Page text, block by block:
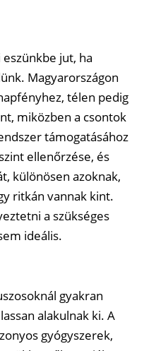
jut, ha
Magyarországon
télen pedig
miközben a csontok
támogatásához
ellenőrzése, és
különösen azoknak,
ritkán vannak kint.
a szükséges
ideális.
gyakran
alakulnak ki. A
gyógyszerek,